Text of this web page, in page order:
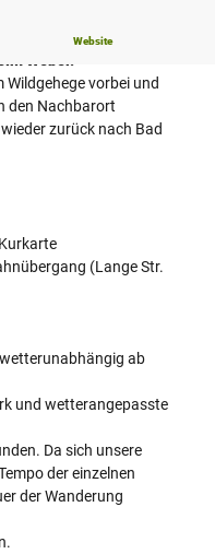
Website
des Politikers,
vorbei und
den Nachbarort
zurück nach Bad
(Lange Str.
ab
und wetterangepasste
Da sich unsere
der einzelnen
der Wanderung